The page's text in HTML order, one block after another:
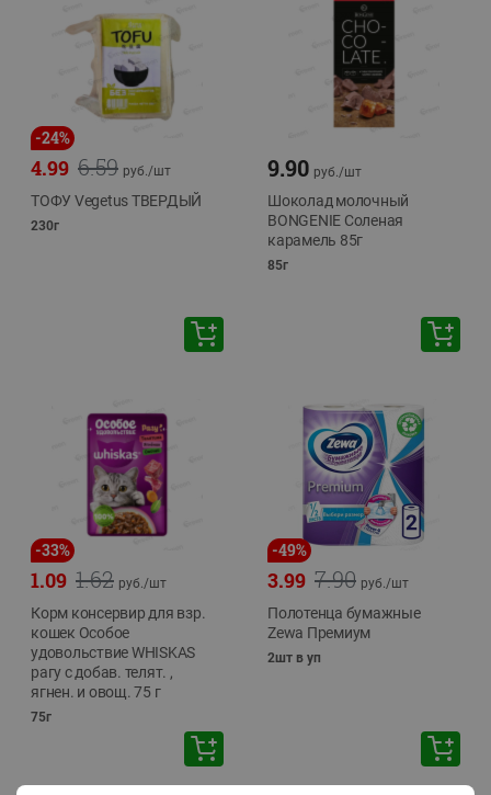
-24%
6.59
4.99 руб./шт
ТОФУ Vegetus ТВЕРДЫЙ
230г
9.90 руб./шт
Шоколад молочный
BONGENIE Соленая
карамель 85г
85г
-33%
1.62
1.09 руб./шт
Корм консервир для взр.
кошек Особое
удовольствие WHISKAS
рагу с добав. телят. ,
ягнен. и овощ. 75 г
75г
-49%
7.90
3.99 руб./шт
Полотенца бумажные
Zewa Премиум
2шт в уп